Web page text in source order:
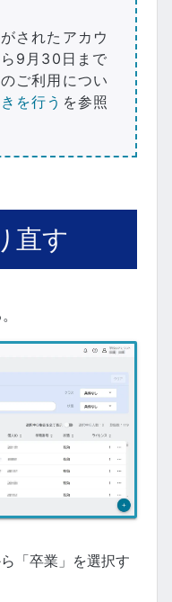
されたアカウ
9月30日まで
ご利用につい
を行う を参照
直す
「卒業」を選択す